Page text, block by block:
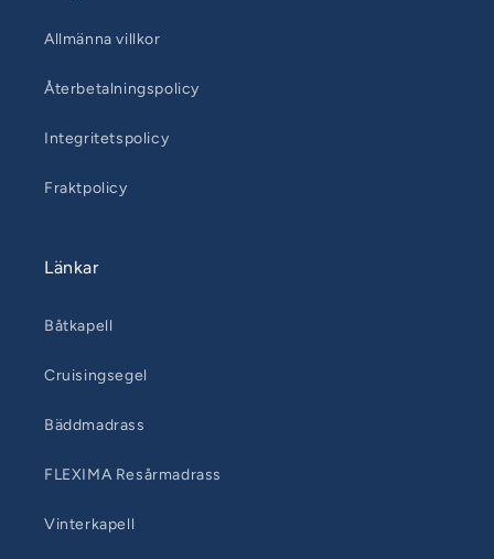
Allmänna villkor
Återbetalningspolicy
Integritetspolicy
Fraktpolicy
Länkar
Båtkapell
Cruisingsegel
Bäddmadrass
FLEXIMA Resårmadrass
Vinterkapell